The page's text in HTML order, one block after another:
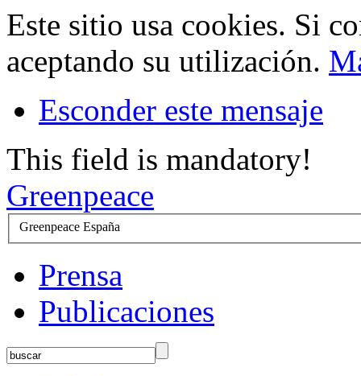
Este sitio usa cookies. Si
aceptando su utilización.
Esconder este mensaje
This field is mandatory!
Greenpeace
Greenpeace España
Prensa
Publicaciones